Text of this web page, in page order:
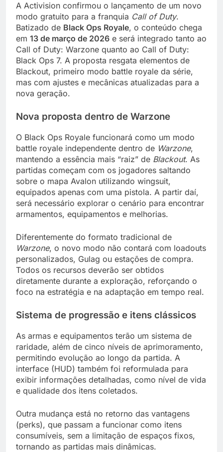
A Activision confirmou o lançamento de um novo
modo gratuito para a franquia Call of Duty.
Batizado de Black Ops Royale, o conteúdo chega
em 13 de março de 2026 e será integrado tanto ao
Call of Duty: Warzone quanto ao Call of Duty:
Black Ops 7. A proposta resgata elementos de
Blackout, primeiro modo battle royale da série,
mas com ajustes e mecânicas atualizadas para a
nova geração.
Nova proposta dentro de Warzone
O Black Ops Royale funcionará como um modo
battle royale independente dentro de Warzone,
mantendo a essência mais “raiz” de Blackout. As
partidas começam com os jogadores saltando
sobre o mapa Avalon utilizando wingsuit,
equipados apenas com uma pistola. A partir daí,
será necessário explorar o cenário para encontrar
armamentos, equipamentos e melhorias.
Diferentemente do formato tradicional de
Warzone, o novo modo não contará com loadouts
personalizados, Gulag ou estações de compra.
Todos os recursos deverão ser obtidos
diretamente durante a exploração, reforçando o
foco na estratégia e na adaptação em tempo real.
Sistema de progressão e itens clássicos
As armas e equipamentos terão um sistema de
raridade, além de cinco níveis de aprimoramento,
permitindo evolução ao longo da partida. A
interface (HUD) também foi reformulada para
exibir informações detalhadas, como nível de vida
e qualidade dos itens coletados.
Outra mudança está no retorno das vantagens
(perks), que passam a funcionar como itens
consumíveis, sem a limitação de espaços fixos,
tornando as partidas mais dinâmicas.